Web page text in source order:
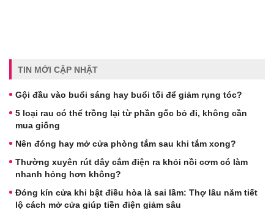
TIN MỚI CẬP NHẬT
Gội đầu vào buổi sáng hay buổi tối để giảm rụng tóc?
5 loại rau có thể trồng lại từ phần gốc bỏ đi, không cần
mua giống
Nên đóng hay mở cửa phòng tắm sau khi tắm xong?
Thường xuyên rút dây cắm điện ra khỏi nồi cơm có làm
nhanh hỏng hơn không?
Đóng kín cửa khi bật điều hòa là sai lầm: Thợ lâu năm tiết
lộ cách mở cửa giúp tiền điện giảm sâu